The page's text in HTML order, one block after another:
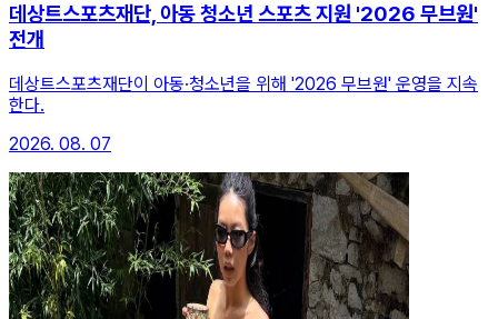
데상트스포츠재단, 아동 청소년 스포츠 지원 '2026 무브원'
전개
데상트스포츠재단이 아동·청소년을 위해 '2026 무브원' 운영을 지속
한다.
2026. 08. 07